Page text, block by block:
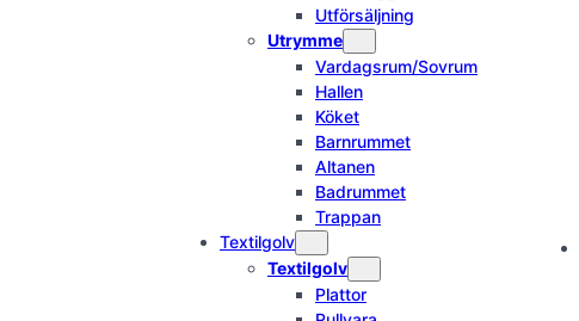
Utförsäljning
Utrymme
Vardagsrum/Sovrum
Hallen
Köket
Barnrummet
Altanen
Badrummet
Trappan
Textilgolv
Textilgolv
Plattor